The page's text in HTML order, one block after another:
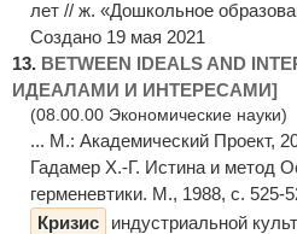
лет // ж. «Дошкольное
Создано 19 мая 2021
13. BETWEEN IDEALS AND
ИДЕАЛАМИ И ИНТЕРЕСАМИ]
(08.00.00 Экономические науки)
... М.: Академический Проект,
Гадамер Х.-Г. Истина и метод
герменевтики. М., 1988, с.
Кризис
индустриальной